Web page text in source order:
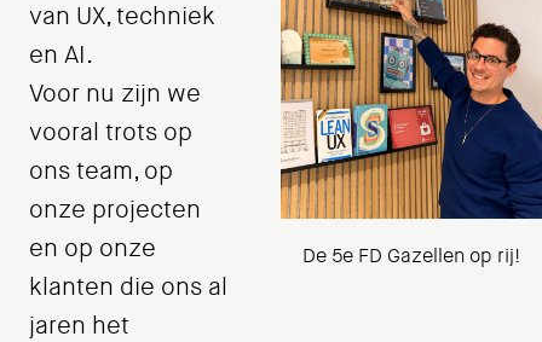
van UX, techniek
en AI.
Voor nu zijn we
vooral trots op
ons team, op
onze projecten
en op onze
klanten die ons al
jaren het
De 5e FD Gazellen op rij!